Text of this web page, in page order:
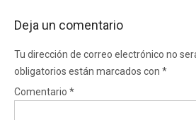
Deja un comentario
Tu dirección de correo electrónico no
obligatorios están marcados con *
Comentario *